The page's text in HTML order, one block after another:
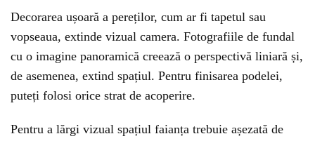
Decorarea ușoară a pereților, cum ar fi tapetul sau
vopseaua, extinde vizual camera. Fotografiile de fundal
cu o imagine panoramică creează o perspectivă liniară și,
de asemenea, extind spațiul. Pentru finisarea podelei,
puteți folosi orice strat de acoperire.
Pentru a lărgi vizual spațiul faianța trebuie așezată de